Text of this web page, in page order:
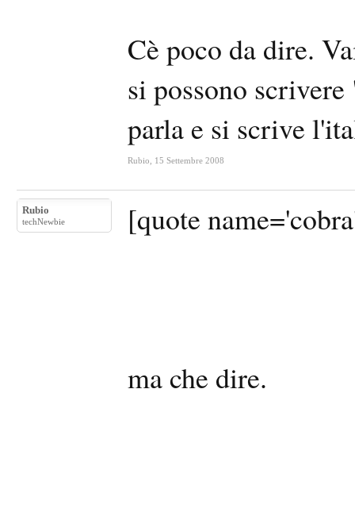
Cè poco da dire.
si possono
parla e si scrive
Rubio 15 Settembre 2008
Rubio
techNewbie [quote
ma che dire.